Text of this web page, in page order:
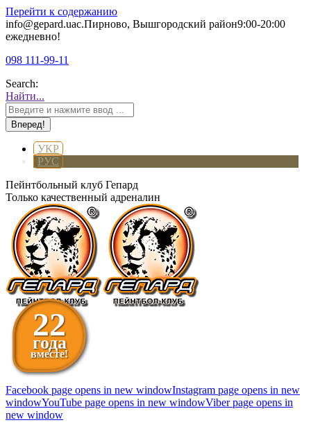
Перейти к содержанию
info@gepard.uaс.Пирново, Вышгородский район9:00-20:00
ежедневно!
098 111-99-11
Search:
Найти...
УКР
РУС
Пейнтбольный клуб Гепард
Только качественный адреналин
22
года
вместе!
Facebook page opens in new windowInstagram page opens in new
windowYouTube page opens in new windowViber page opens in
new window